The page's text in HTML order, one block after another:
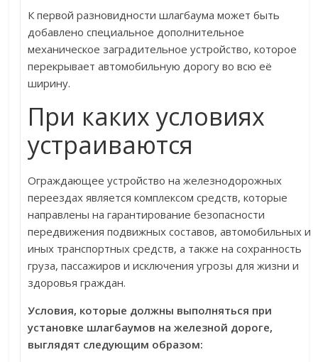
К первой разновидности шлагбаума может быть
добавлено специальное дополнительное
механическое заградительное устройство, которое
перекрывает автомобильную дорогу во всю её
ширину.
При каких условиях
устраиваются
Ограждающее устройство на железнодорожных
переездах является комплексом средств, которые
направлены на гарантирование безопасности
передвижения подвижных составов, автомобильных и
иных транспортных средств, а также на сохранность
груза, пассажиров и исключения угрозы для жизни и
здоровья граждан.
Условия, которые должны выполняться при
установке шлагбаумов на железной дороге,
выглядят следующим образом: